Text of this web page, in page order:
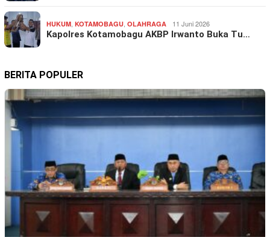
HUKUM, KOTAMOBAGU, OLAHRAGA 11 Juni 2026
Kapolres Kotamobagu AKBP Irwanto Buka Tu…
BERITA POPULER